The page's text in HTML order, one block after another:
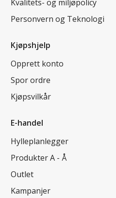
Kvalitets- og miljøpolicy
Personvern og Teknologi
Kjøpshjelp
Opprett konto
Spor ordre
Kjøpsvilkår
E-handel
Hylleplanlegger
Produkter A - Å
Outlet
Kampanjer